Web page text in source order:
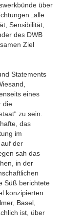
über
„alle
Sensibilität,
des DWB
Ziel
Statements
eines
die
zu sein.
das
im
der
sah das
in der
Süß berichtete
konzipierten
Basel,
ist, über